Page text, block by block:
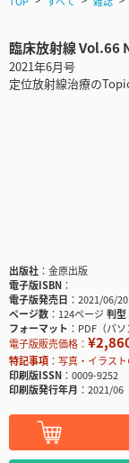
臨床放射線 Vol.66
2021年6月号
定位放射線治療の
出版社
金原出版
電子版ISBN
電子版発売日
2021/06/20
ページ数
124ページ判型
フォーマット
PDF（パ
電子版販売価格：
特記事項
写真・イラス
印刷版ISSN
0009-9252
印刷版発行年月
2021/06